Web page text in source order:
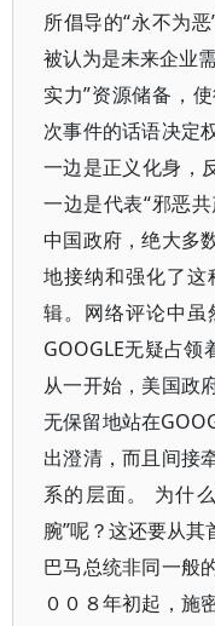
所倡导的“永不为
被认为是未来企业
实力”资源储备，
次事件的话语决定
一边是正义化身，
一边是代表“邪恶
中国政府，绝大多
地接纳和强化了
辑。网络评论中虽
GOOGLE无疑占领
从一开始，美国政
无保留地站在
出澄清，而且间接
系的层面。 为什
腕”呢？这还要从
巴马总统非同一般
００８年初起，施